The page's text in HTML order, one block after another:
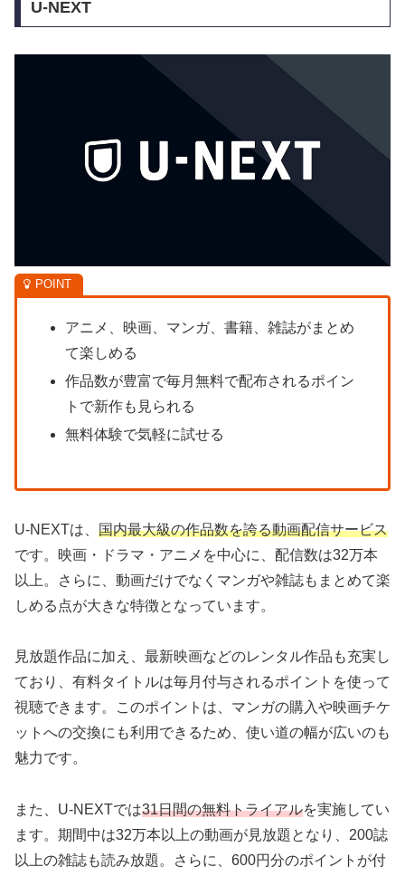
U-NEXT
アニメ、映画、マンガ、書籍、雑誌がまとめ
て楽しめる
作品数が豊富で毎月無料で配布されるポイン
トで新作も見られる
無料体験で気軽に試せる
U-NEXTは、 国内最大級の作品数を誇る動画配信サービス
です。映画・ドラマ・アニメを中心に、配信数は32万本
以上。さらに、動画だけでなくマンガや雑誌もまとめて楽
しめる点が大きな特徴となっています。
見放題作品に加え、最新映画などのレンタル作品も充実し
ており、有料タイトルは毎月付与されるポイントを使って
視聴できます。このポイントは、マンガの購入や映画チケ
ットへの交換にも利用できるため、使い道の幅が広いのも
魅力です。
また、U-NEXTでは31日間の無料トライアルを実施してい
ます。期間中は32万本以上の動画が見放題となり、200誌
以上の雑誌も読み放題。さらに、600円分のポイントが付